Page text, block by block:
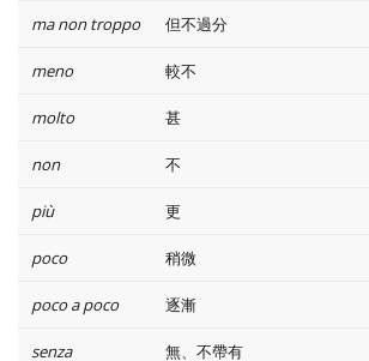
ma non troppo 但不過分
meno 較不
molto 甚
non 不
più 更
poco 稍微
poco a poco 逐漸
senza 無、不帶有